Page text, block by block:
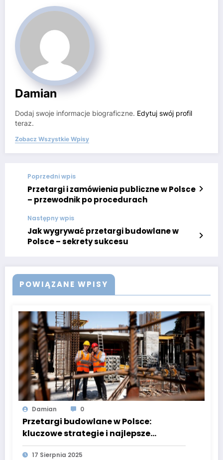
Damian
Dodaj swoje informacje biograficzne. Edytuj swój profil
teraz.
Zobacz Wszystkie Wpisy
Poprzedni wpis
Przetargi i zamówienia publiczne w Polsce
– przewodnik po procedurach
Następny wpis
Jak wygrywać przetargi budowlane w
Polsce – sekrety sukcesu
POWIĄZANE WPISY
Damian 0
Przetargi budowlane w Polsce:
kluczowe strategie i najlepsze
praktyki dla przedsiębiorców
17 Sierpnia 2025